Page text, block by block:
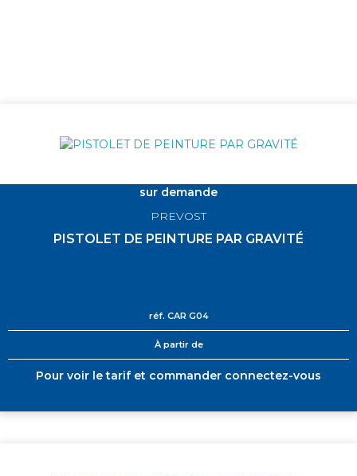
sur demande
PREVOST
PISTOLET DE PEINTURE PAR GRAVITÉ
réf. CAR G04
À partir de
Pour voir le tarif et commander connectez-vous